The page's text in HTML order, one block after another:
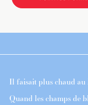
Il faisait plus chaud au
Quand les champs de